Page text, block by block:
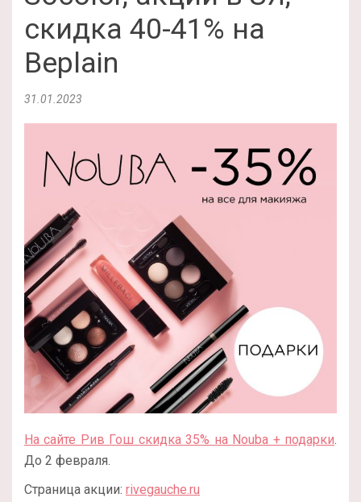
скидка 40-41% на
Beplain
31.01.2023
На сайте Рив Гош скидка 35% на Nouba + подарки.
До 2 февраля.
Страница акции: rivegauche.ru